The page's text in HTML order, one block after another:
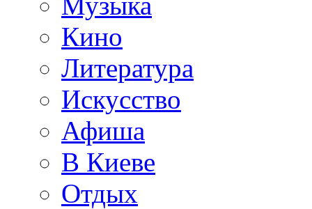
Кино
Литература
Искусство
Афиша
В Киеве
Отдых